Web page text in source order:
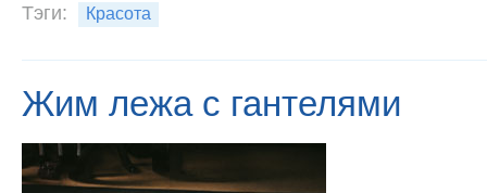
Тэги: Красота
Жим лежа с гантелями